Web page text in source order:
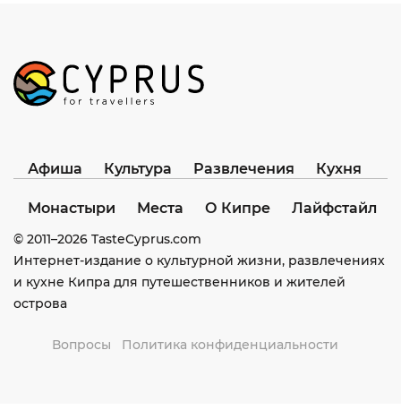
Афиша Культура Развлечения Кухня
Монастыри Места О Кипре Лайфстайл
© 2011–2026 TasteCyprus.com
Интернет-издание о культурной жизни, развлечениях
и кухне Кипра для путешественников и жителей
острова
Вопросы Политика конфиденциальности